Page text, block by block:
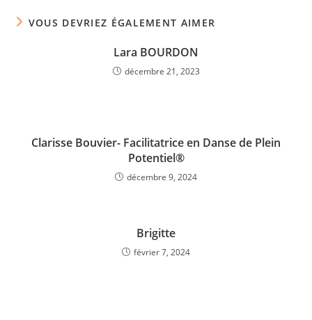
VOUS DEVRIEZ ÉGALEMENT AIMER
Lara BOURDON
décembre 21, 2023
Clarisse Bouvier- Facilitatrice en Danse de Plein
Potentiel®
décembre 9, 2024
Brigitte
février 7, 2024